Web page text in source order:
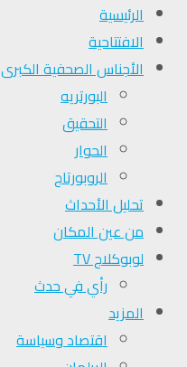
الرئيسية
الافتتاحية
الأجناس الصحفية الكبرى
البورتريه
التحقیق
الحوار
الروبورتاج
تحلیل الأحداث
من عين المكان
لوبوكلاج TV
رأي في حدث
المزيد
اقتصاد وسياسة